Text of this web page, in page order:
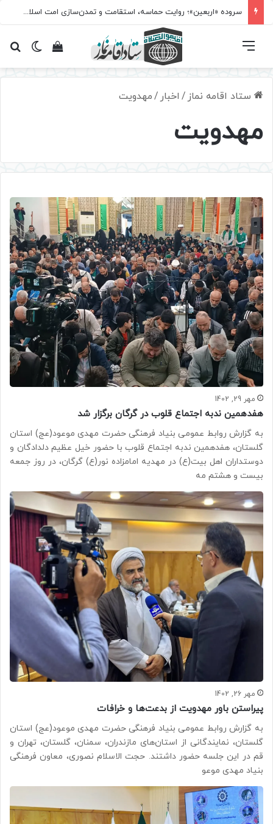
سروده‌ «اربعین»؛ روایت حماسه، استقامت و تمدن‌سازی امت اسلامی
تغییرمشاهده فهرست
ستاد اقامه نماز / اخبار /مهدویت
مهدویت
مهر 29, 1402
هفدهمین ندبه اجتماع قلوب در گرگان برگزار شد
به گزارش روابط عمومی بنیاد فرهنگی حضرت مهدی موعود(عج) استان
گلستان، هفدهمین ندبه اجتماع قلوب با حضور خیل عظیم دلدادگان و
دوستداران اهل بیت(ع) در مهدیه امامزاده نور(ع) گرگان، در روز جمعه
بیست و هشتم مه
مهر 26, 1402
پیراستن باور مهدویت از بدعت‌ها و خرافات
به گزارش روابط عمومی بنیاد فرهنگی حضرت مهدی موعود(عج) استان
گلستان، نمایندگانی از استان‌های مازندران، سمنان، گلستان، تهران و
قم در این جلسه حضور داشتند. حجت الاسلام نصوری، معاون فرهنگی
بنیاد مهدی موعو